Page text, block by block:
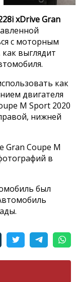
xDrive Gran
с моторным
выглядит
как
двигателя
M Sport 2020
нижней
Gran Coupe M
в
был